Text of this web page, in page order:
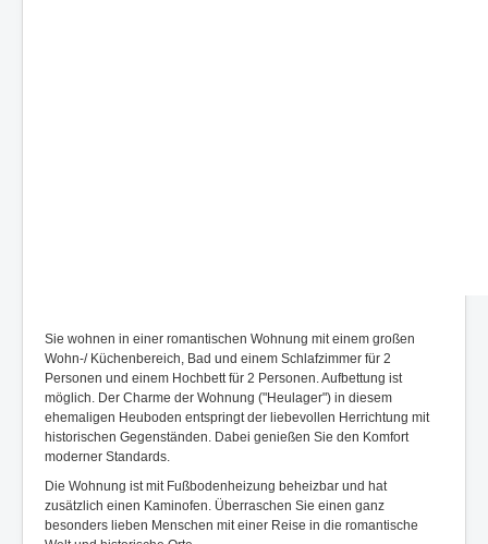
Sie wohnen in einer romantischen Wohnung mit einem großen
Wohn-/ Küchenbereich, Bad und einem Schlafzimmer für 2
Personen und einem Hochbett für 2 Personen. Aufbettung ist
möglich. Der Charme der Wohnung ("Heulager") in diesem
ehemaligen Heuboden entspringt der liebevollen Herrichtung mit
historischen Gegenständen. Dabei genießen Sie den Komfort
moderner Standards.
Die Wohnung ist mit Fußbodenheizung beheizbar und hat
zusätzlich einen Kaminofen. Überraschen Sie einen ganz
besonders lieben Menschen mit einer Reise in die romantische